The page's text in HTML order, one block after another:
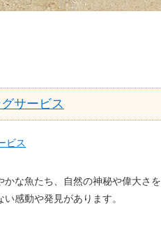
サービス
な魚たち、自然の神秘や偉大さ
感動や発見があります。